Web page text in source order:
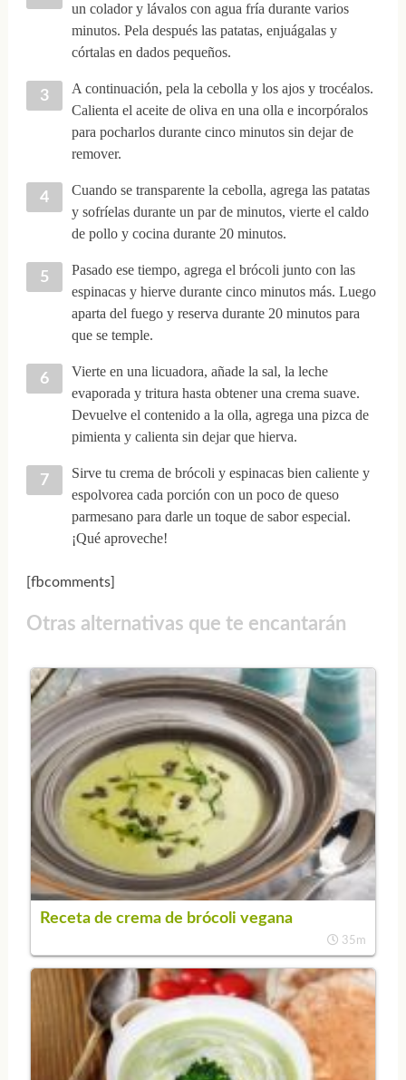
un colador y lávalos con agua fría durante varios
minutos. Pela después las patatas, enjuágalas y
córtalas en dados pequeños.
A continuación, pela la cebolla y los ajos y trocéalos.
Calienta el aceite de oliva en una olla e incorpóralos
para pocharlos durante cinco minutos sin dejar de
remover.
Cuando se transparente la cebolla, agrega las patatas
y sofríelas durante un par de minutos, vierte el caldo
de pollo y cocina durante 20 minutos.
Pasado ese tiempo, agrega el brócoli junto con las
espinacas y hierve durante cinco minutos más. Luego
aparta del fuego y reserva durante 20 minutos para
que se temple.
Vierte en una licuadora, añade la sal, la leche
evaporada y tritura hasta obtener una crema suave.
Devuelve el contenido a la olla, agrega una pizca de
pimienta y calienta sin dejar que hierva.
Sirve tu crema de brócoli y espinacas bien caliente y
espolvorea cada porción con un poco de queso
parmesano para darle un toque de sabor especial.
¡Qué aproveche!
[fbcomments]
Otras alternativas que te encantarán
Receta de crema de brócoli vegana
35m